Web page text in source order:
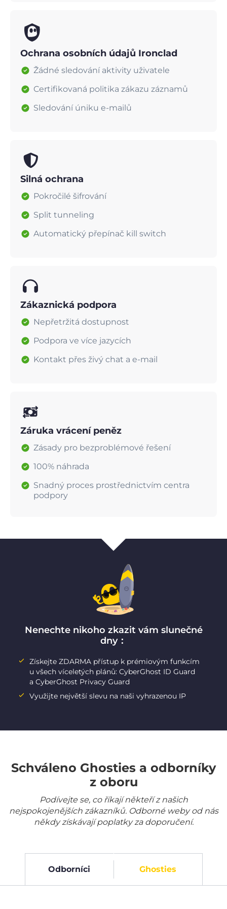
Ochrana osobních údajů Ironclad
Žádné sledování aktivity uživatele
Certifikovaná politika zákazu záznamů
Sledování úniku e-mailů
Silná ochrana
Pokročilé šifrování
Split tunneling
Automatický přepínač kill switch
Zákaznická podpora
Nepřetržitá dostupnost
Podpora ve více jazycích
Kontakt přes živý chat a e-mail
Záruka vrácení peněz
Zásady pro bezproblémové řešení
100% náhrada
Snadný proces prostřednictvím centra
podpory
Nenechte nikoho zkazit vám slunečné
dny：
Získejte ZDARMA přístup k prémiovým funkcím
u všech víceletých plánů: CyberGhost ID Guard
a CyberGhost Privacy Guard
Využijte největší slevu na naši vyhrazenou IP
Schváleno Ghosties a odborníky
z oboru
Podívejte se, co říkají někteří z našich
nejspokojenějších zákazníků. Odborné weby od nás
někdy získávají poplatky za doporučení.
Odborníci Ghosties